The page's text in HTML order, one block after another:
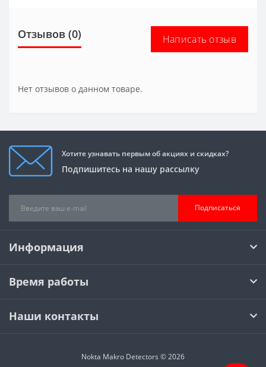
Отзывов (0) Написать отзыв
Нет отзывов о данном товаре.
Хотите узнавать первым об акциях и скидках?
Подпишитесь на нашу рассылку
Подписаться
Информация
Время работы
Наши контакты
Nokta Makro Detectors © 2026